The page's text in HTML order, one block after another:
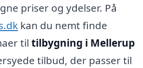
priser og ydelser. På
kan du nemt finde
til tilbygning i Mellerup
tilbud, der passer til